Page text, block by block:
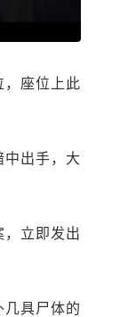
座位上此
出手，大
立即发出
具尸体的